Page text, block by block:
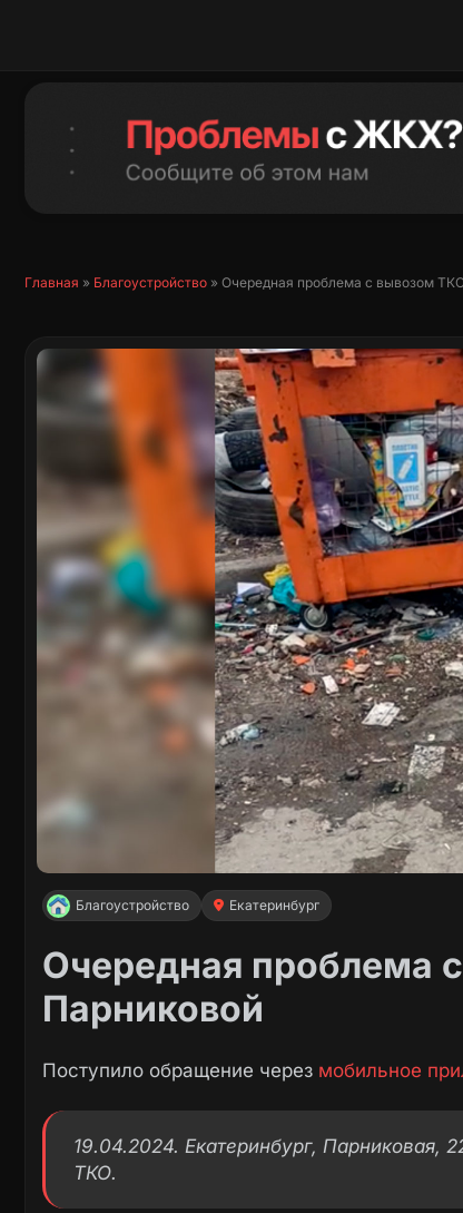
Главная » Благоустройство » Очередная проблема с вывозом
Благоустройство Екатеринбург
Очередная проблема
Парниковой
Поступило обращение через мобильное
19.04.2024. Екатеринбург, Парниковая,
ТКО.